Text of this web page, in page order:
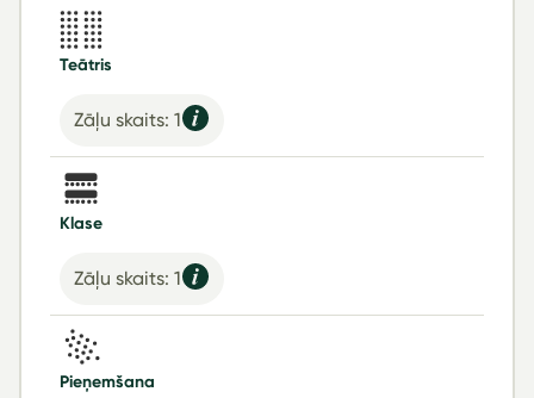
Teātris
Zāļu skaits: 1
Klase
Zāļu skaits: 1
Pieņemšana